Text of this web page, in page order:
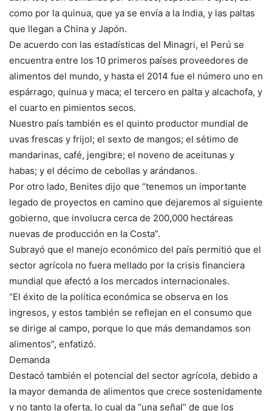
como por la quinua, que ya se envía a la India, y las paltas
que llegan a China y Japón.
De acuerdo con las estadísticas del Minagri, el Perú se
encuentra entre los 10 primeros países proveedores de
alimentos del mundo, y hasta el 2014 fue el número uno en
espárrago, quinua y maca; el tercero en palta y alcachofa, y
el cuarto en pimientos secos.
Nuestro país también es el quinto productor mundial de
uvas frescas y frijol; el sexto de mangos; el sétimo de
mandarinas, café, jengibre; el noveno de aceitunas y
habas; y el décimo de cebollas y arándanos.
Por otro lado, Benites dijo que “tenemos un importante
legado de proyectos en camino que dejaremos al siguiente
gobierno, que involucra cerca de 200,000 hectáreas
nuevas de producción en la Costa”.
Subrayó que el manejo económico del país permitió que el
sector agrícola no fuera mellado por la crisis financiera
mundial que afectó a los mercados internacionales.
“El éxito de la política económica se observa en los
ingresos, y estos también se reflejan en el consumo que
se dirige al campo, porque lo que más demandamos son
alimentos”, enfatizó.
Demanda
Destacó también el potencial del sector agrícola, debido a
la mayor demanda de alimentos que crece sostenidamente
y no tanto la oferta, lo cual da “una señal” de que los